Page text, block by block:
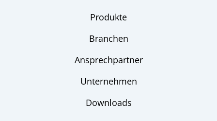
Produkte
Branchen
Ansprechpartner
Unternehmen
Downloads